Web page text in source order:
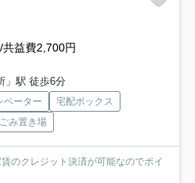
共益費2,700円
」駅 徒歩6分
ベーター
宅配ボックス
み置き場
のクレジット決済が可能なのでポイ